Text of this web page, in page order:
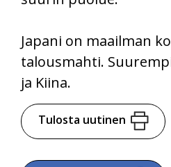
Japani on maailman
talousmahti.
ja Kiina.
Tulosta uutinen